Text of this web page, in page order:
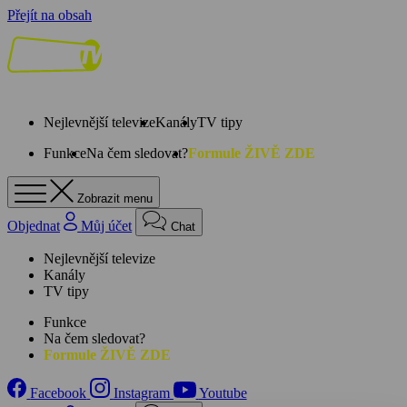
Přejít na obsah
Nejlevnější televizeKanályTV tipy
FunkceNa čem sledovat?Formule ŽIVĚ ZDE
Zobrazit menu
Objednat Můj účet Chat
Nejlevnější televize
Kanály
TV tipy
Funkce
Na čem sledovat?
Formule ŽIVĚ ZDE
Facebook Instagram
Youtube